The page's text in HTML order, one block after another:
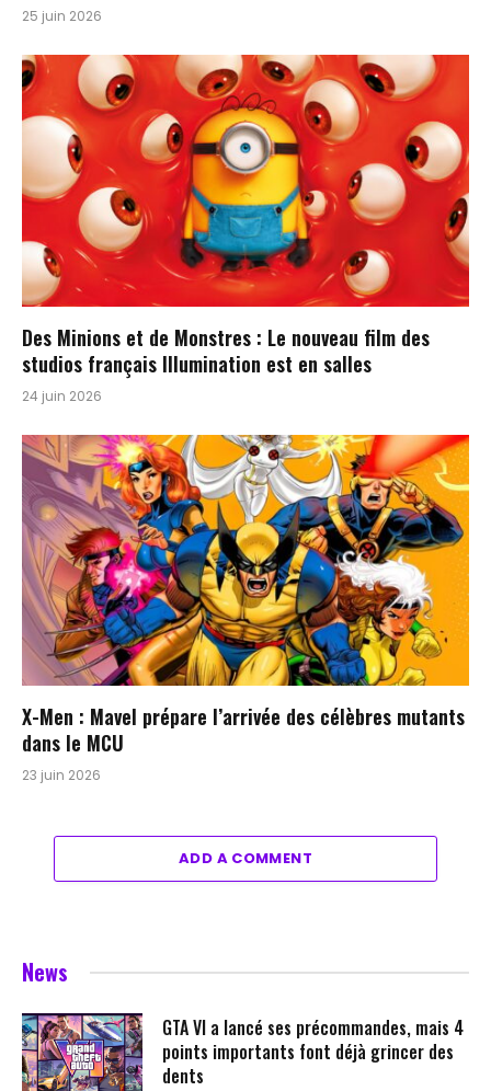
25 juin 2026
Des Minions et de Monstres : Le nouveau film des
studios français Illumination est en salles
24 juin 2026
X-Men : Mavel prépare l’arrivée des célèbres mutants
dans le MCU
23 juin 2026
ADD A COMMENT
News
GTA VI a lancé ses précommandes, mais 4
points importants font déjà grincer des
dents